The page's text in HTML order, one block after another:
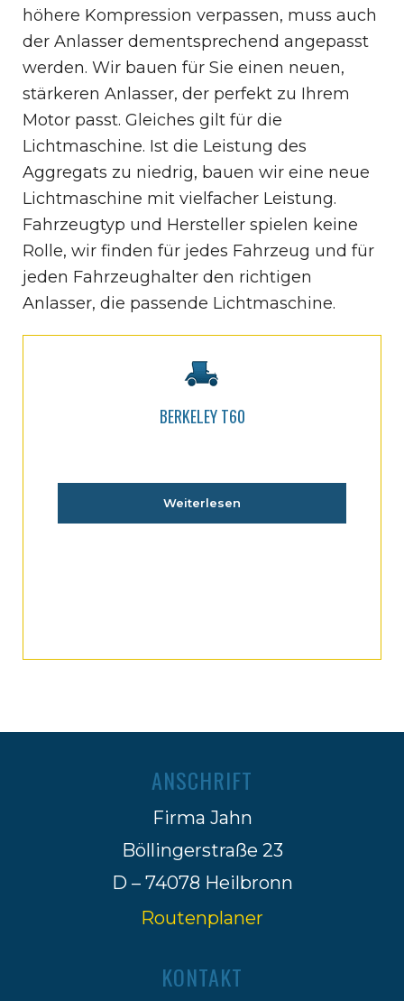
höhere Kompression verpassen, muss auch
der Anlasser dementsprechend angepasst
werden. Wir bauen für Sie einen neuen,
stärkeren Anlasser, der perfekt zu Ihrem
Motor passt. Gleiches gilt für die
Lichtmaschine. Ist die Leistung des
Aggregats zu niedrig, bauen wir eine neue
Lichtmaschine mit vielfacher Leistung.
Fahrzeugtyp und Hersteller spielen keine
Rolle, wir finden für jedes Fahrzeug und für
jeden Fahrzeughalter den richtigen
Anlasser, die passende Lichtmaschine.
BERKELEY T60
Weiterlesen
ANSCHRIFT
Firma Jahn
Böllingerstraße 23
D – 74078 Heilbronn
Routenplaner
KONTAKT